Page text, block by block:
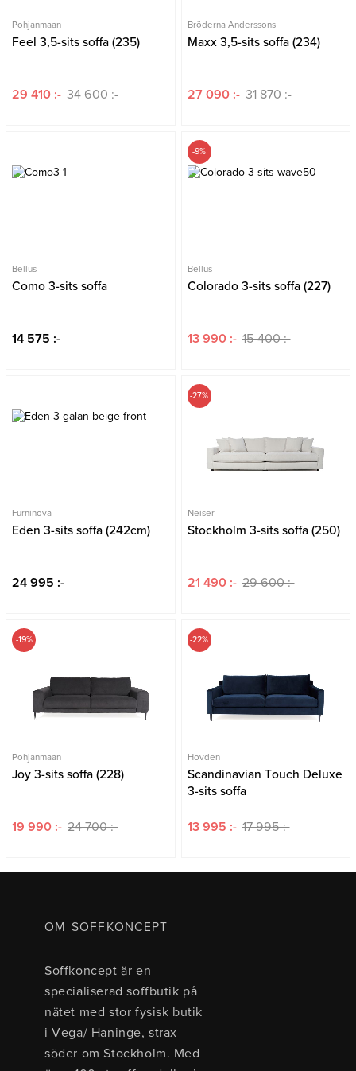
Pohjanmaan
Feel 3,5-sits soffa (235)
29 410 :- 34 600 :-
Bröderna Anderssons
Maxx 3,5-sits soffa (234)
27 090 :- 31 870 :-
Bellus
Como 3-sits soffa
14 575 :-
-9%
Bellus
Colorado 3-sits soffa (227)
13 990 :- 15 400 :-
Furninova
Eden 3-sits soffa (242cm)
24 995 :-
-27%
Neiser
Stockholm 3-sits soffa (250)
21 490 :- 29 600 :-
-19%
Pohjanmaan
Joy 3-sits soffa (228)
19 990 :- 24 700 :-
-22%
Hovden
Scandinavian Touch Deluxe
3-sits soffa
13 995 :- 17 995 :-
OM SOFFKONCEPT
Soffkoncept är en
specialiserad soffbutik på
nätet med stor fysisk butik
i Vega/ Haninge, strax
söder om Stockholm. Med